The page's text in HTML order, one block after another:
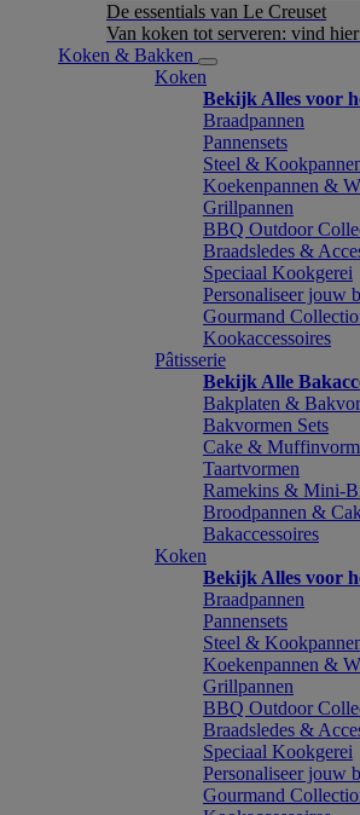
De essentials van Le Creuset
Van koken tot serveren: vind
Koken & Bakken
Koken
Bekijk Alles voor
Braadpannen
Pannensets
Steel &
Koekenpannen &
Grillpannen
BBQ Outdoor
Braadsledes &
Speciaal Kookgerei
Personaliseer jouw
Gourmand
Kookaccessoires
Pâtisserie
Bekijk Alle
Bakplaten &
Bakvormen Sets
Cake &
Taartvormen
Ramekins & Mini-
Broodpannen &
Bakaccessoires
Koken
Bekijk Alles voor
Braadpannen
Pannensets
Steel &
Koekenpannen &
Grillpannen
BBQ Outdoor
Braadsledes &
Speciaal Kookgerei
Personaliseer jouw
Gourmand